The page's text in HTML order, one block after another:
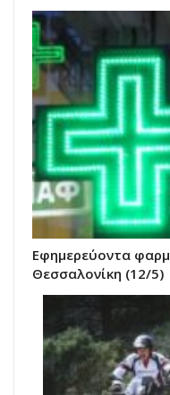
Εφημερεύοντα
Θεσσαλονίκη (12/5)